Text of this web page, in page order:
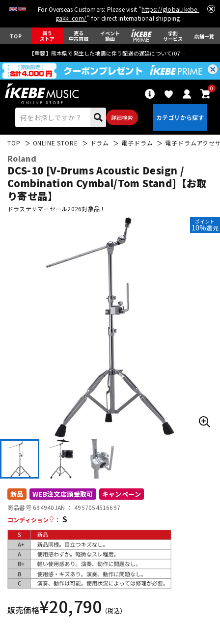
For Overseas Customers: Please visit "https://global.ikebe-
gakki.com/" for direct international shipping.
TOP 買う
ストア
売る
中古買取
イベント
動画
学割
サービス 店舗一覧
【重要】熊本県で発生した地震に伴う配送の遅延について(07月29日
詳細検索
0
エレキギター
ドラム
DTM
DTM オンライン納品
中古
TOP ONLINE STORE ドラム 電子ドラム 電子ドラムアクセ
Roland
DCS-10 [V-Drums Acoustic Design /
Combination Cymbal/Tom Stand]【お取
り寄せ品】
ドラステサマーセール2026対象品！
ポイント
10%還元
新品 WEB注文店頭受取可 キャンペーン
商品番号 694940JAN ： 4957054516697
コンディション
： S
販売価格¥20,790 （税込）